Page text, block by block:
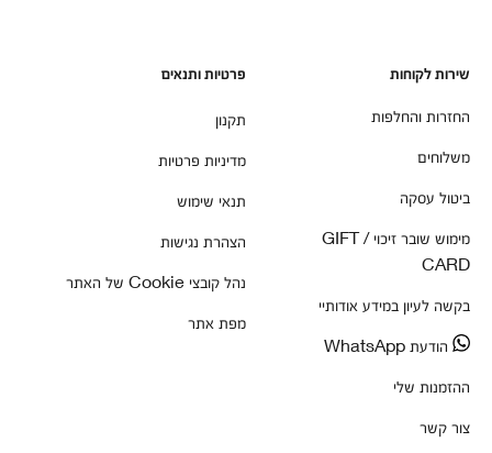
שירות לקוחות
החזרות והחלפות
משלוחים
ביטול עסקה
מימוש שובר זיכוי / GIFT
CARD
בקשה לעיון במידע אודותיי
הודעת WhatsApp
ההזמנות שלי
צור קשר
פרטיות ותנאים
תקנון
מדיניות פרטיות
תנאי שימוש
הצהרת נגישות
נהל קובצי Cookie של האתר
מפת אתר